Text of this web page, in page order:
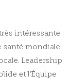
intéressante
santé mondiale
Leadership
et l’Équipe